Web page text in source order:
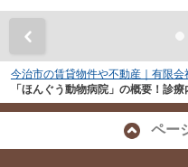
今治市の賃貸物件や不動産｜有限会
「ほんぐう動物病院」の概要！診
ペー